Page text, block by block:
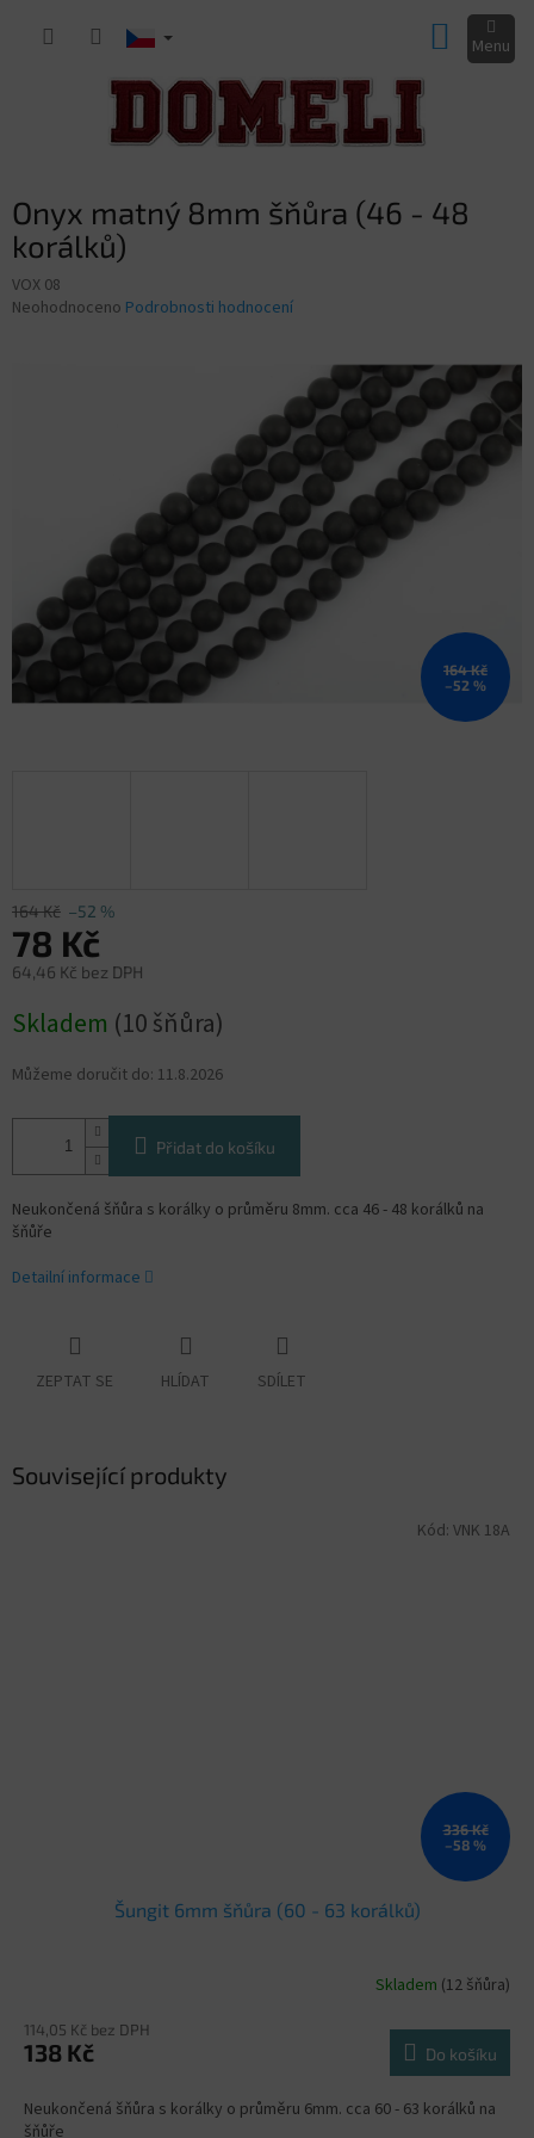
KOŠÍK
Onyx matný 8mm šňůra (46 - 48
korálků)
VOX 08
Průměrné
Neohodnoceno Podrobnosti hodnocení
164 Kč
–52 %
164 Kč –52 %
78 Kč
64,46 Kč bez DPH
cena:
Skladem (10 šňůra)
Můžeme doručit do: 11.8.2026
Přidat do košíku
Neukončená šňůra s korálky o průměru 8mm. cca 46 - 48 korálků na
šňůře
Detailní informace
ZEPTAT SE HLÍDAT SDÍLET
Související produkty
336 Kč
–58 %
Šungit 6mm šňůra (60 - 63 korálků)
Skladem (12 šňůra)
114,05 Kč bez DPH
138 Kč Do košíku
Neukončená šňůra s korálky o průměru 6mm. cca 60 - 63 korálků na
šňůře
Kód: VNK 18A